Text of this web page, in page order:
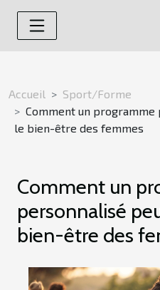
Accueil
Sport/Forme
Comment un
le bien-être des femmes
Comment un
personnalisé
bien-être des